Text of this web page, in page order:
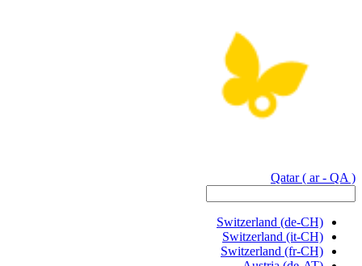
Qatar ( ar - QA )
Switzerland (de-CH)
Switzerland (it-CH)
Switzerland (fr-CH)